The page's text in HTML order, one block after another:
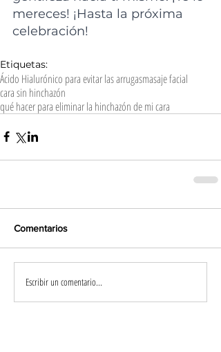
mereces! ¡Hasta la próxima
celebración!
Etiquetas:
Ácido Hialurónico para evitar las arrugasmasaje facial
cara sin hinchazón
qué hacer para eliminar la hinchazón de mi cara
Comentarios
Escribir un comentario...